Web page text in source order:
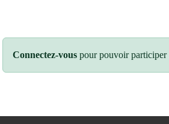
Connectez-vous pour pouvoir participer